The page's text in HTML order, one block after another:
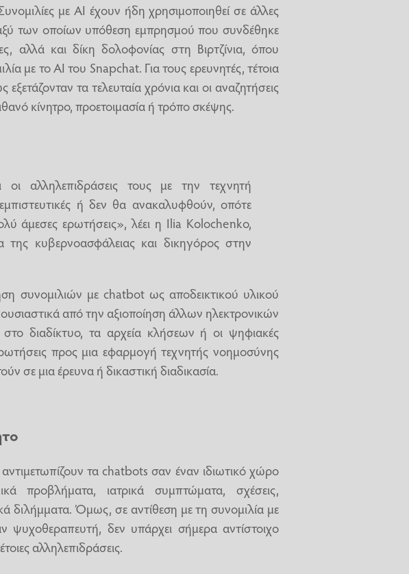
με AI έχουν ήδη χρησιμοποιηθεί σε άλλες
των οποίων υπόθεση εμπρησμού που συνδέθηκε
αλλά και δίκη δολοφονίας στη Βιρτζίνια, όπου
με το AI του Snapchat. Για τους ερευνητές, τέτοια
τα τελευταία χρόνια και οι αναζητήσεις
κίνητρο, προετοιμασία ή τρόπο σκέψης.
αλληλεπιδράσεις τους με την τεχνητή
ή δεν θα ανακαλυφθούν, οπότε
άμεσες ερωτήσεις», λέει η Ilia Kolochenko,
της κυβερνοασφάλειας και δικηγόρος στην
συνομιλιών με chatbot ως αποδεικτικού υλικού
ουσιαστικά από την αξιοποίηση άλλων ηλεκτρονικών
διαδίκτυο, τα αρχεία κλήσεων ή οι ψηφιακές
προς μια εφαρμογή τεχνητής νοημοσύνης
σε μια έρευνα ή δικαστική διαδικασία.
τα chatbots σαν έναν ιδιωτικό χώρο
προβλήματα, ιατρικά συμπτώματα, σχέσεις,
διλήμματα. Όμως, σε αντίθεση με τη συνομιλία με
ψυχοθεραπευτή, δεν υπάρχει σήμερα αντίστοιχο
αλληλεπιδράσεις.